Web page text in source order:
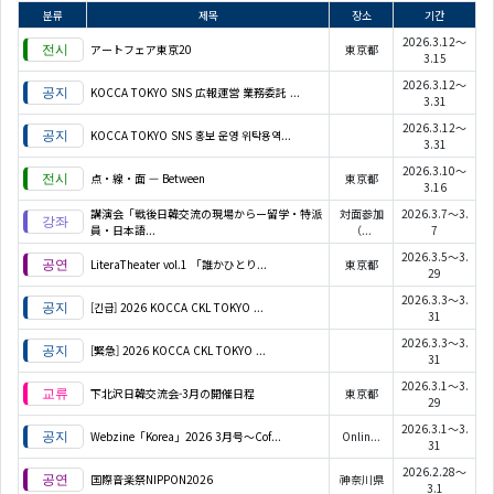
분류 제목 장소 기간
アートフェア東京20 東京都
2026.3.12～
3.15
KOCCA TOKYO SNS 広報運営 業務委託 ...
2026.3.12～
3.31
KOCCA TOKYO SNS 홍보 운영 위탁용역...
2026.3.12～
3.31
点・線・面 — Between 東京都
2026.3.10～
3.16
講演会「戦後日韓交流の現場からー留学・特派
員・日本語...
対面参加
（...
2026.3.7～3.
7
LiteraTheater vol.1 「誰かひとり... 東京都
2026.3.5～3.
29
[긴급] 2026 KOCCA CKL TOKYO ...
2026.3.3～3.
31
[緊急] 2026 KOCCA CKL TOKYO ...
2026.3.3～3.
31
下北沢日韓交流会-3月の開催日程 東京都
2026.3.1～3.
29
Webzine「Korea」2026 3月号～Cof... Onlin...
2026.3.1～3.
31
国際音楽祭NIPPON2026 神奈川県
2026.2.28～
3.1